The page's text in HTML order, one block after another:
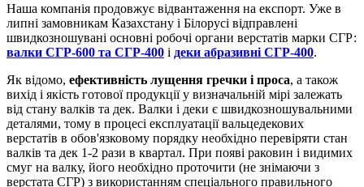
Наша компанія продовжує відвантаження на експорт. Уже в
липні замовникам Казахстану і Білорусі відправлені
швидкозношувані основні робочі органи верстатів марки СГР:
валки СГР-600 та СГР-400 і деки абразивні СГР-400.
Як відомо, ефективність лущення гречки і проса, а також
вихід і якість готової продукції у визначальній мірі залежать
від стану валків та дек. Валки і деки є швидкозношувальними
деталями, тому в процесі експлуатації вальцедекових
верстатів в обов'язковому порядку необхідно перевіряти стан
валків та дек 1-2 рази в квартал. При появі раковин і видимих
смуг на валку, його необхідно проточити (не знімаючи з
верстата СГР) з використанням спеціального правильного